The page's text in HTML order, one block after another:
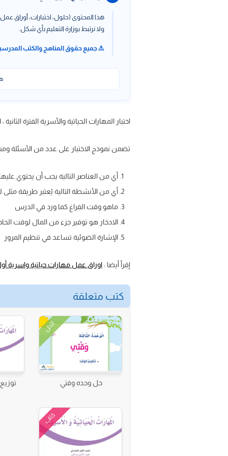
هذا المحتوى (حلول، اختبارات، أوراق
ولا نرتبط بوزارة التعليم بأي شكل.
⚠️ جميع حقوق المناهج والكتب
اختبار المهارات الحياتية والأسرية الفترة الثانية ، اختبار
تضمن نموذج الاختبار على عدد من الأسئلة
أي من العناصر التالية يجب أن يحتوي
أي من الأنشطة التالية يُعتبر طريقة
ماهو وقت الفراغ كما ورد في الدرس
الادخار هو توفير جزء من المال لوقت
الإشارة الضوئية تساعد في تنظيم المرور
إقرأ أيضا :اوراق عمل مهارات حياتية واسرية
كتب متعلقة
الحل
حل وحده وقتي
كتاب